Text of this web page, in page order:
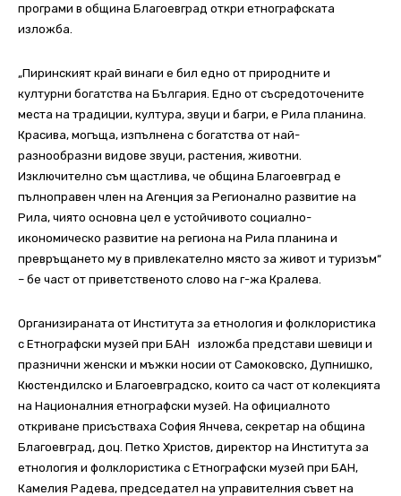
програми в община Благоевград откри етнографската
изложба.
„Пиринският край винаги е бил едно от природните и
културни богатства на България. Едно от съсредоточените
места на традиции, култура, звуци и багри, е Рила планина.
Красива, могъща, изпълнена с богатства от най-
разнообразни видове звуци, растения, животни.
Изключително съм щастлива, че община Благоевград е
пълноправен член на Агенция за Регионално развитие на
Рила, чиято основна цел е устойчивото социално-
икономическо развитие на региона на Рила планина и
превръщането му в привлекателно място за живот и туризъм“
– бе част от приветственото слово на г-жа Кралева.
Организираната от Института за етнология и фолклористика
с Етнографски музей при БАН изложба представи шевици и
празнични женски и мъжки носии от Самоковско, Дупнишко,
Кюстендилско и Благоевградско, които са част от колекцията
на Националния етнографски музей. На официалното
откриване присъстваха София Янчева, секретар на община
Благоевград, доц. Петко Христов, директор на Института за
етнология и фолклористика с Етнографски музей при БАН,
Камелия Радева, председател на управителния съвет на